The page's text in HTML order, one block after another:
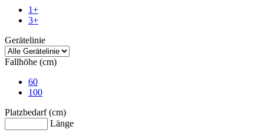
1+
3+
Gerätelinie
Fallhöhe (cm)
60
100
Platzbedarf (cm)
Länge